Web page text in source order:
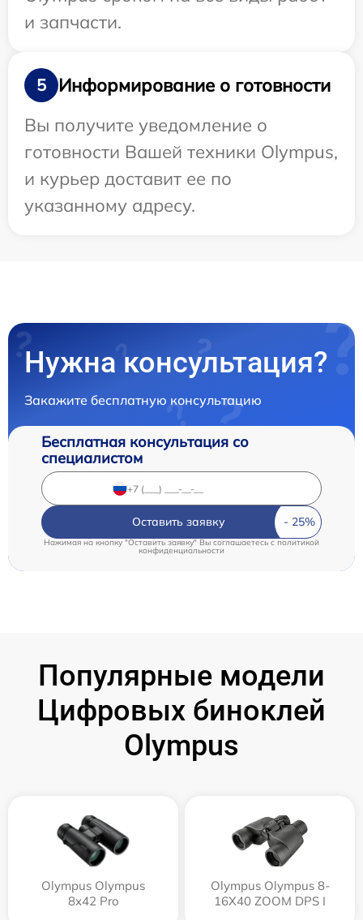
и запчасти.
5
Информирование о готовности
Вы получите уведомление о
готовности Вашей техники Olympus,
и курьер доставит ее по
указанному адресу.
Нужна консультация?
Закажите бесплатную консультацию
Бесплатная консультация со
специалистом
Оставить заявку
Нажимая на кнопку "Оставить заявку" Вы соглашаетесь c политикой
конфиденциальности
Популярные модели
Цифровых биноклей
Olympus
Olympus Olympus
8x42 Pro
Olympus Olympus 8-
16X40 ZOOM DPS I